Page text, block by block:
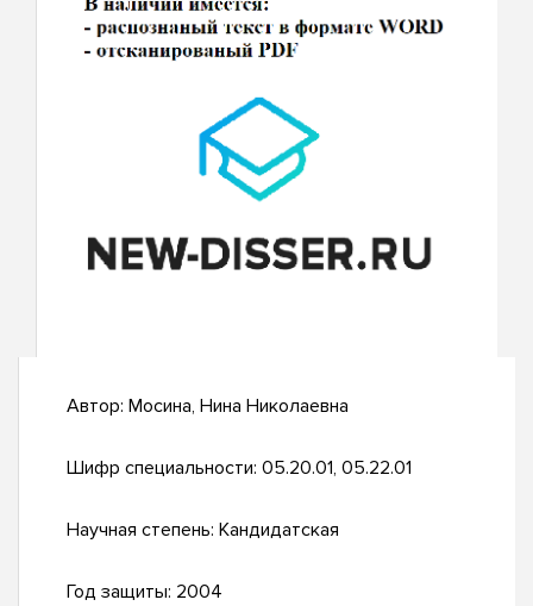
Автор: Мосина, Нина Николаевна
Шифр специальности: 05.20.01, 05.22.01
Научная степень: Кандидатская
Год защиты: 2004